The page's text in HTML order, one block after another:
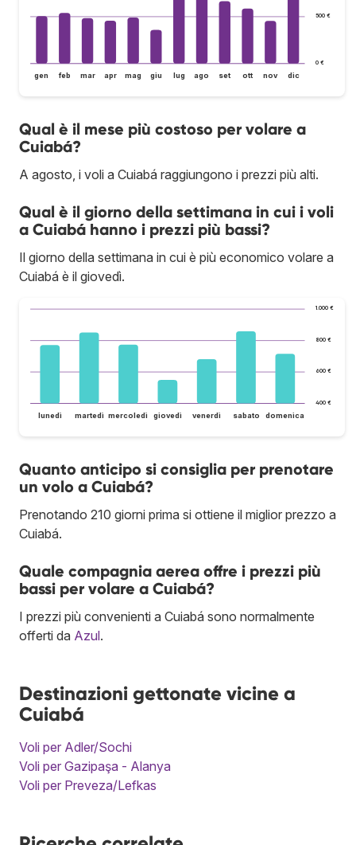
0 €
500 €
gen feb mar apr mag giu lug ago set ott nov dic
Qual è il mese più costoso per volare a
Cuiabá?
A agosto, i voli a Cuiabá raggiungono i prezzi più alti.
Qual è il giorno della settimana in cui i voli
a Cuiabá hanno i prezzi più bassi?
Il giorno della settimana in cui è più economico volare a
Cuiabá è il giovedì.
400 €
600 €
800 €
1.000 €
lunedì martedì mercoledì giovedì venerdì sabato domenica
Quanto anticipo si consiglia per prenotare
un volo a Cuiabá?
Prenotando 210 giorni prima si ottiene il miglior prezzo a
Cuiabá.
Quale compagnia aerea offre i prezzi più
bassi per volare a Cuiabá?
I prezzi più convenienti a Cuiabá sono normalmente
offerti da Azul.
Destinazioni gettonate vicine a
Cuiabá
Voli per Adler/Sochi
Voli per Gazipaşa - Alanya
Voli per Preveza/Lefkas